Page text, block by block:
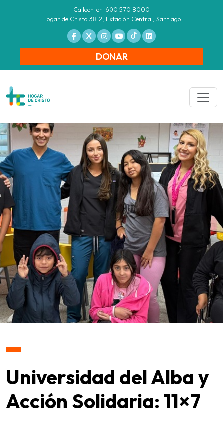
Callcenter: 600 570 8000
Hogar de Cristo 3812, Estación Central, Santiago
DONAR
Universidad del Alba y
Acción Solidaria: 11×7